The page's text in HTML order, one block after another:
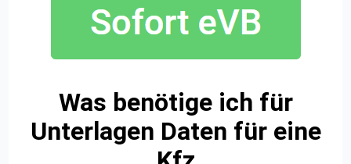
Was benötige ich für
Unterlagen Daten für eine